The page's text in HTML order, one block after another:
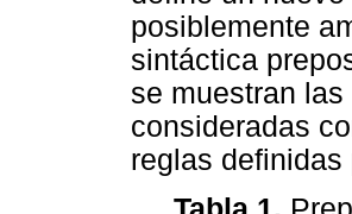
posiblemente
sintáctica
se muestran
consideradas
reglas